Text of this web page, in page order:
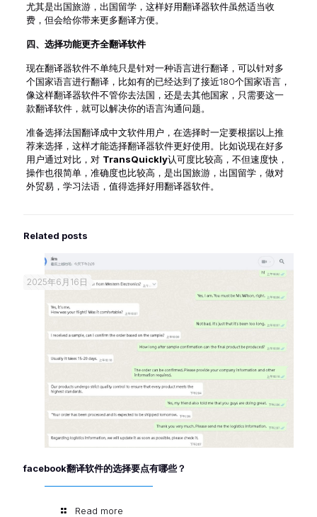
尤其是出国旅游，出国留学，这样好用翻译器软件虽然适当收
费，但会给你带来更多翻译方便。
四、 选择功能更齐全翻译软件
现在翻译器软件不单纯只是针对一种语言进行翻译，可以针对多
个国家语言进行翻译，比如有的已经达到了接近180个国家语言，
像这样翻译器软件不管你去法国，还是去其他国家，只需要这一
款翻译软件，就可以解决你的语言沟通问题。
准备选择法国翻译成中文软件用户，在选择时一定要根据以上推
荐来选择，这样才能选择翻译器软件更好使用。比如说现在好多
用户通过对比，对 TransQuickly认可度比较高，不但速度快，
操作也很简单，准确度也比较高，是出国旅游，出国留学，做对
外贸易，学习法语，值得选择好用翻译器软件。
Related posts
2025年6月16日
facebook翻译软件的选择要点有哪些？
Read more